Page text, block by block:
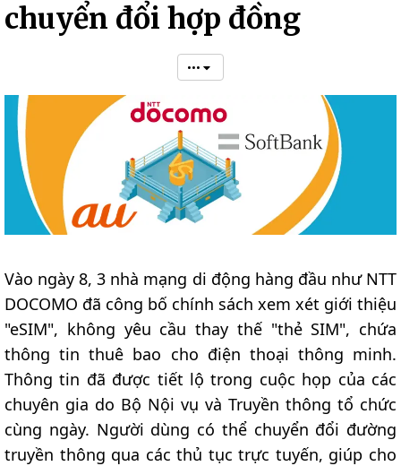
chuyển đổi hợp đồng
•••
Vào ngày 8, 3 nhà mạng di động hàng đầu như NTT
DOCOMO đã công bố chính sách xem xét giới thiệu
"eSIM", không yêu cầu thay thế "thẻ SIM", chứa
thông tin thuê bao cho điện thoại thông minh.
Thông tin đã được tiết lộ trong cuộc họp của các
chuyên gia do Bộ Nội vụ và Truyền thông tổ chức
cùng ngày. Người dùng có thể chuyển đổi đường
truyền thông qua các thủ tục trực tuyến, giúp cho